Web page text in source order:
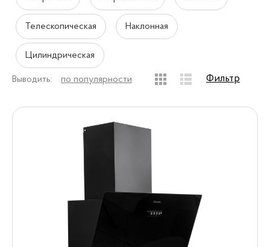
Телескопическая Наклонная
Цилиндрическая
Выводить: по популярности Фильтр